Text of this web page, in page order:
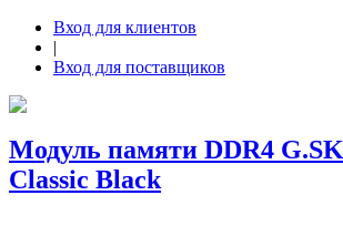
Вход для клиентов
|
Вход для поставщиков
Модуль памяти DDR4
Classic Black